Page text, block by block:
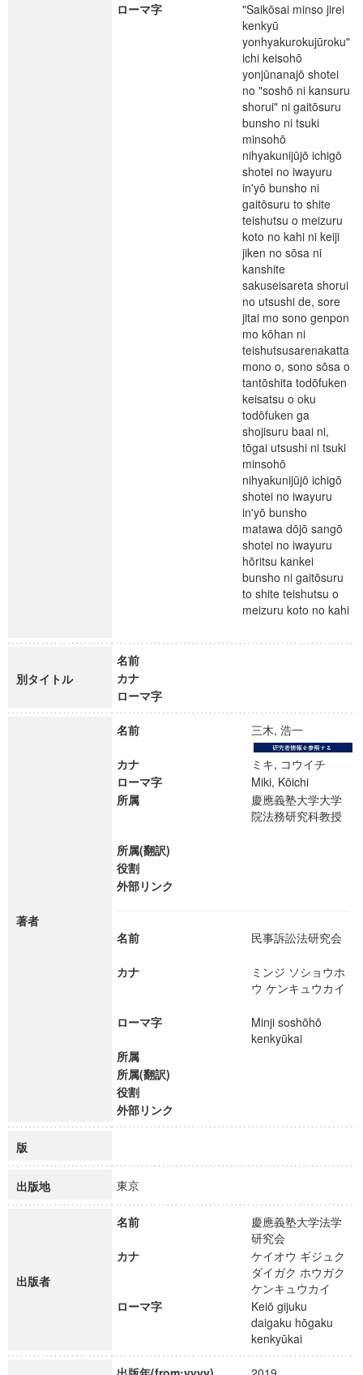
ローマ字
"Saikōsai minso jirei
kenkyū
yonhyakurokujūroku"
ichi keisohō
yonjūnanajō shotei
no "soshō ni kansuru
shorui" ni gaitōsuru
bunsho ni tsuki
minsohō
nihyakunijūjō ichigō
shotei no iwayuru
in'yō bunsho ni
gaitōsuru to shite
teishutsu o meizuru
koto no kahi ni keiji
jiken no sōsa ni
kanshite
sakuseisareta shorui
no utsushi de, sore
jitai mo sono genpon
mo kōhan ni
teishutsusarenakatta
mono o, sono sōsa o
tantōshita todōfuken
keisatsu o oku
todōfuken ga
shojisuru baai ni,
tōgai utsushi ni tsuki
minsohō
nihyakunijūjō ichigō
shotei no iwayuru
in'yō bunsho
matawa dōjō sangō
shotei no iwayuru
hōritsu kankei
bunsho ni gaitōsuru
to shite teishutsu o
meizuru koto no kahi
別タイトル
名前
カナ
ローマ字
著者
名前 三木, 浩一
カナ
ミキ, コウイチ
ローマ字
Miki, Kōichi
所属
慶應義塾大学大学
院法務研究科教授
所属(翻訳)
役割
外部リンク
名前 民事訴訟法研究会
カナ
ミンジ ソショウホ
ウ ケンキュウカイ
ローマ字
Minji soshōhō
kenkyūkai
所属
所属(翻訳)
役割
外部リンク
版
出版地 東京
出版者
名前
慶應義塾大学法学
研究会
カナ
ケイオウ ギジュク
ダイガク ホウガク
ケンキュウカイ
ローマ字
Keiō gijuku
daigaku hōgaku
kenkyūkai